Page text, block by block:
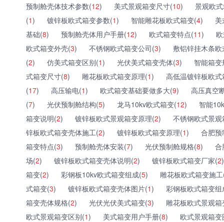
预制舱壳体技术参数(12) 美式景观箱变尺寸(10)
景观欧
(1) 镀锌板欧式箱变参数(1) 智能雕花板欧式箱变(4)
基础(8) 预制舱壳体用户手册(12) 欧式箱变特点(11)
欧式箱变外壳(3) 不锈钢欧式箱变公司(3)
敷铝锌挂木条
(2) 仿美式箱变区别(1) 光伏美式箱变壳体(3)
智能箱
式箱变尺寸(8) 雕花板欧式箱变原理(1)
高低温镀锌板欧
(17) 高压输电(1) 欧式箱变基础要做多大(9)
高压真空
(7) 光伏预制舱结构(5) 龙马10kv欧式箱变(12)
智能
箱变说明(2) 镀锌板欧式景观箱变原理(2)
不锈钢欧式景
锌板欧式箱变壳体施工(2) 镀锌板欧式箱变原理(1)
合肥
箱变特点(3) 预制舱壳体安装(7) 光伏预制舱规格(8)
合
场(2) 镀锌板欧式箱变壳体说明(2) 镀锌板欧式箱变厂家(2)
箱变(2) 彩钢板10kv欧式箱变组成(5)
雕花板欧式箱变施
式箱变(3) 镀锌板欧式箱变壳体图片(1)
彩钢板欧式箱变组
箱变壳体规格(2) 光伏光伏美式箱变(3)
雕花板欧式景观
欧式景观箱变区别(1) 美式箱变用户手册(8)
欧式景观箱